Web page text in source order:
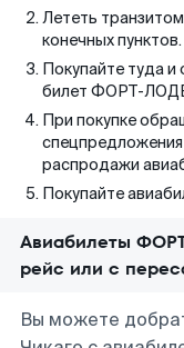
Лететь
конечных пунктов.
Покупайте туда и
билет ФОРТ-
При покупке
спецпредложения
распродажи
Покупайте
Авиабилеты
рейс или с
Вы можете